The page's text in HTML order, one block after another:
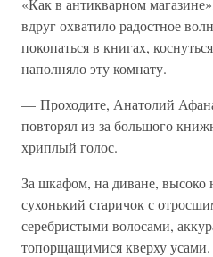
«Как в антикварном
вдруг охватило радостное
покопаться в книгах,
наполняло эту комнату.
— Проходите, Анатолий
повторял из-за большого
хриплый голос.
За шкафом, на диване, высоко
сухонький старичок с
серебристыми волосами,
топорщащимися кверху